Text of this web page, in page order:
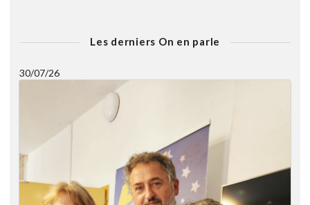
Les derniers On en parle
30/07/26